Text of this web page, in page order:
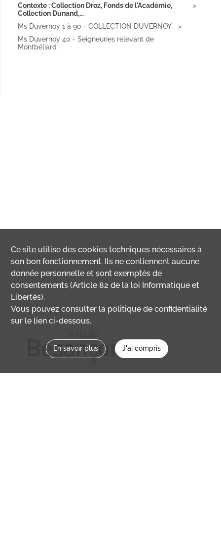
Contexte : Collection Droz, Fonds de l'Académie,
Collection Dunand,...
Ms Duvernoy 1 à 90 - COLLECTION DUVERNOY
Ms Duvernoy 40 - Seigneuries relevant de
Montbéliard
Ce site utilise descookies techniques nécessaires à
son bon fonctionnement. Ils ne contiennent aucune
donnée personnelle et sont exemptés de
consentements (Article 82 de la loi Informatique et
Libertés).
Vous pouvez consulter la politique de confidentialité
sur le lien ci-dessous.
En savoir plus J'ai compris